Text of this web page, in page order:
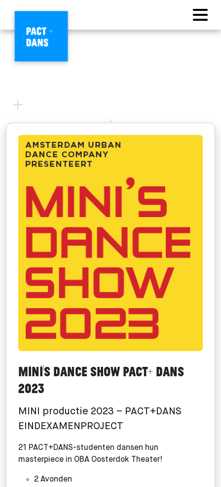
MINI’s dance show PACT+ Dans
2023
MINI productie 2023 – PACT+DANS
EINDEXAMENPROJECT
21 PACT+DANS-studenten dansen hun
masterpiece in OBA Oosterdok Theater!
2 Avonden